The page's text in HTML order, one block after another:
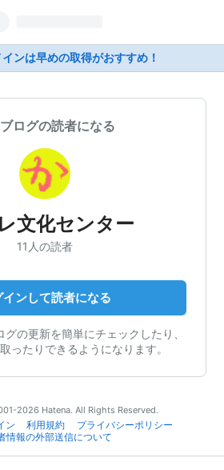
ンは早めの取得がおすすめ！
ログの読者になる
文化センター
11人の読者
インして読者になる
の更新を簡単にチェックしたり、
ったりできるようになります。
2026 Hatena. All Rights Reserved.
ン 利用規約
プライバシーポリシー
情報の外部送信について